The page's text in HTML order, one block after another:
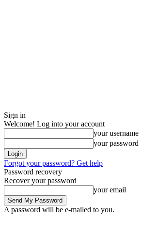
Sign in
Welcome! Log into your account
your username
your password
Forgot your password? Get help
Password recovery
Recover your password
your email
A password will be e-mailed to you.